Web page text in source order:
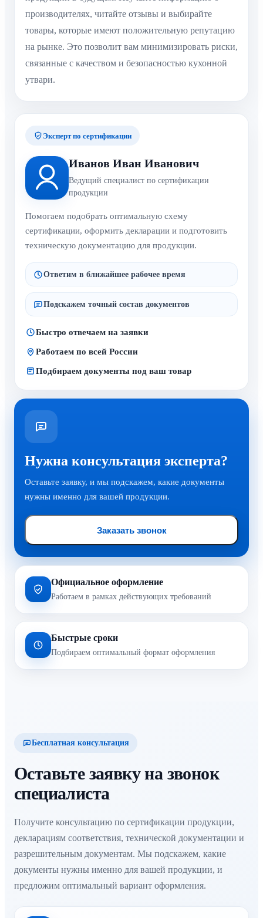
производителях, читайте отзывы и выбирайте
товары, которые имеют положительную репутацию
на рынке. Это позволит вам минимизировать риски,
связанные с качеством и безопасностью кухонной
утвари.
Эксперт по сертификации
Иванов Иван Иванович
Ведущий специалист по сертификации
продукции
Помогаем подобрать оптимальную схему
сертификации, оформить декларации и подготовить
техническую документацию для продукции.
Ответим в ближайшее рабочее время
Подскажем точный состав документов
Быстро отвечаем на заявки
Работаем по всей России
Подбираем документы под ваш товар
Нужна консультация эксперта?
Оставьте заявку, и мы подскажем, какие документы
нужны именно для вашей продукции.
Заказать звонок
Официальное оформление
Работаем в рамках действующих требований
Быстрые сроки
Подбираем оптимальный формат оформления
Бесплатная консультация
Оставьте заявку на звонок
специалиста
Получите консультацию по сертификации продукции,
декларациям соответствия, технической документации и
разрешительным документам. Мы подскажем, какие
документы нужны именно для вашей продукции, и
предложим оптимальный вариант оформления.